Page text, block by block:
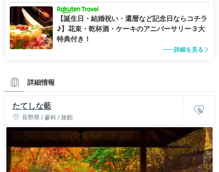
【誕生日・結婚祝い・還暦など記念日ならコチラ
♪】花束・乾杯酒・ケーキのアニバーサリー３大
特典付き！
詳細を見る
詳細情報
たてしな藍
長野県 / 蓼科 / 旅館